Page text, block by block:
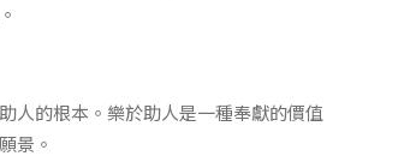
人的根本。樂於助人是一種奉獻的價值
景。